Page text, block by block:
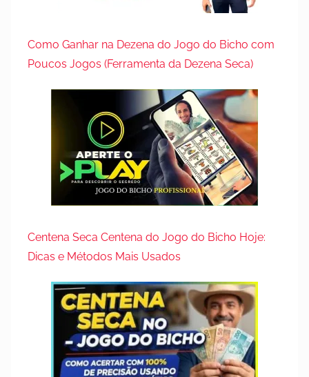
Como Ganhar na Dezena do Jogo do Bicho com
Poucos Jogos (Ferramenta da Dezena Seca)
Centena Seca Centena do Jogo do Bicho Hoje:
Dicas e Métodos Mais Usados